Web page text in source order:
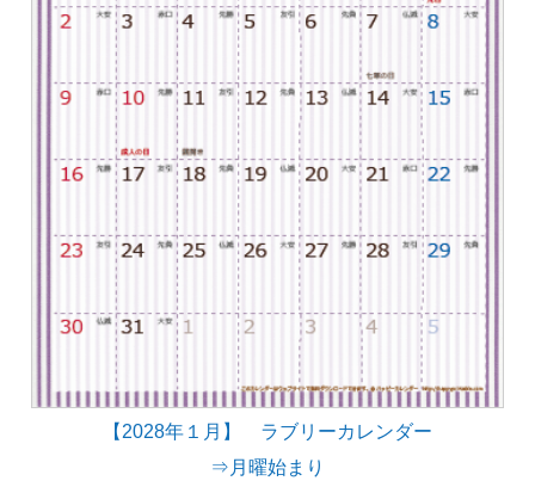
【2028年１月】 ラブリーカレンダー
⇒月曜始まり